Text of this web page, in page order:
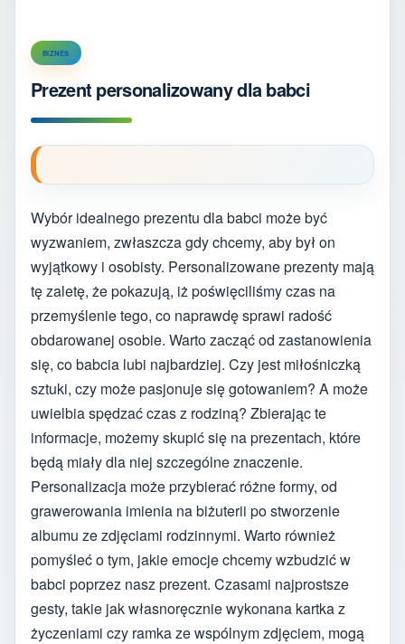
BIZNES
Prezent personalizowany dla babci
Wybór idealnego prezentu dla babci może być
wyzwaniem, zwłaszcza gdy chcemy, aby był on
wyjątkowy i osobisty. Personalizowane prezenty mają
tę zaletę, że pokazują, iż poświęciliśmy czas na
przemyślenie tego, co naprawdę sprawi radość
obdarowanej osobie. Warto zacząć od zastanowienia
się, co babcia lubi najbardziej. Czy jest miłośniczką
sztuki, czy może pasjonuje się gotowaniem? A może
uwielbia spędzać czas z rodziną? Zbierając te
informacje, możemy skupić się na prezentach, które
będą miały dla niej szczególne znaczenie.
Personalizacja może przybierać różne formy, od
grawerowania imienia na biżuterii po stworzenie
albumu ze zdjęciami rodzinnymi. Warto również
pomyśleć o tym, jakie emocje chcemy wzbudzić w
babci poprzez nasz prezent. Czasami najprostsze
gesty, takie jak własnoręcznie wykonana kartka z
życzeniami czy ramka ze wspólnym zdjęciem, mogą